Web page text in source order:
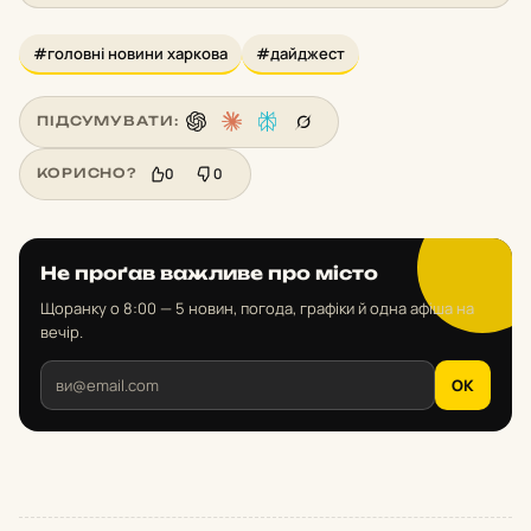
#головні новини харкова #дайджест
ПІДСУМУВАТИ:
КОРИСНО? 0 0
Не проґав важливе про місто
Щоранку о 8:00 — 5 новин, погода, графіки й одна афіша на
вечір.
OK